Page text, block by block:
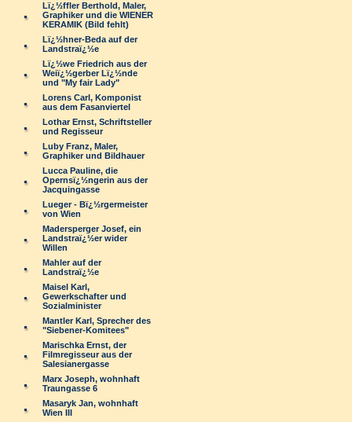
Lï¿½ffler Berthold, Maler,
Graphiker und die WIENER
KERAMIK (Bild fehlt)
Lï¿½hner-Beda auf der
Landstraï¿½e
Lï¿½we Friedrich aus der
Weiï¿½gerber Lï¿½nde
und "My fair Lady"
Lorens Carl, Komponist
aus dem Fasanviertel
Lothar Ernst, Schriftsteller
und Regisseur
Luby Franz, Maler,
Graphiker und Bildhauer
Lucca Pauline, die
Opernsï¿½ngerin aus der
Jacquingasse
Lueger - Bï¿½rgermeister
von Wien
Madersperger Josef, ein
Landstraï¿½er wider
Willen
Mahler auf der
Landstraï¿½e
Maisel Karl,
Gewerkschafter und
Sozialminister
Mantler Karl, Sprecher des
"Siebener-Komitees"
Marischka Ernst, der
Filmregisseur aus der
Salesianergasse
Marx Joseph, wohnhaft
Traungasse 6
Masaryk Jan, wohnhaft
Wien III